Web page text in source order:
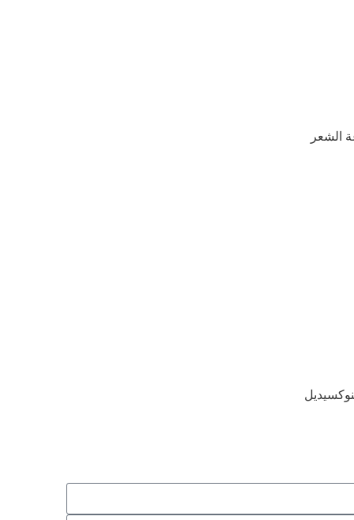
الشعر